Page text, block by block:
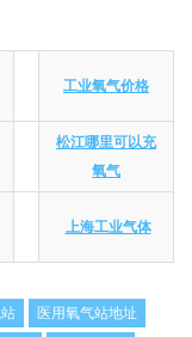
工业氧气价格
松江哪里可以充
氧气
上海工业气体
医用氧气站地址